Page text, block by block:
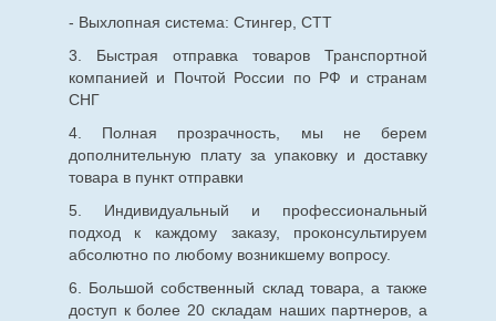
- Выхлопная система: Стингер, СТТ
3. Быстрая отправка товаров Транспортной
компанией и Почтой России по РФ и странам
СНГ
4. Полная прозрачность, мы не берем
дополнительную плату за упаковку и доставку
товара в пункт отправки
5. Индивидуальный и профессиональный
подход к каждому заказу, проконсультируем
абсолютно по любому возникшему вопросу.
6. Большой собственный склад товара, а также
доступ к более 20 складам наших партнеров, а